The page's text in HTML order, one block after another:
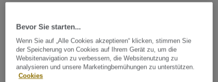
Tarkett Zubehör Komplettsortiment
Schweißschnur für PVC-Böden
- Unicoloured BLUE 0384
Bevor Sie starten...
Wenn Sie auf „Alle Cookies akzeptieren“ klicken, stimmen Sie
der Speicherung von Cookies auf Ihrem Gerät zu, um die
Websitenavigation zu verbessern, die Websitenutzung zu
analysieren und unsere Marketingbemühungen zu unterstützen.
Cookies